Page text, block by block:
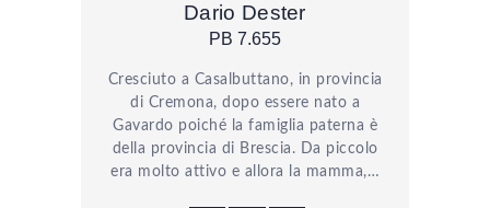
Dario Dester
PB 7.655
Cresciuto a Casalbuttano, in provincia
di Cremona, dopo essere nato a
Gavardo poiché la famiglia paterna è
della provincia di Brescia. Da piccolo
era molto attivo e allora la mamma,…